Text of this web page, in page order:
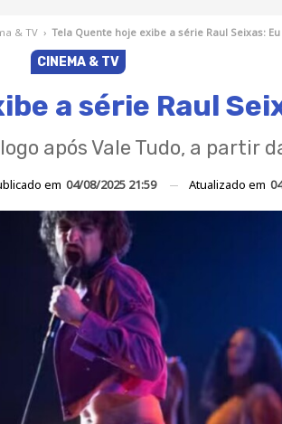
& TV › Tela Quente hoje exibe a série Raul Seixas:
CINEMA & TV
a série Raul
após Vale Tudo, a partir
em 04/08/2025 21:59 Atualizado em